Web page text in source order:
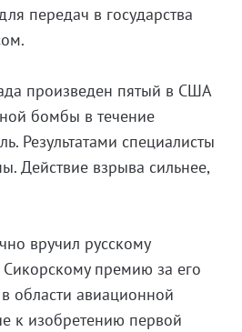
передач в государства
произведен пятый в США
бомбы в течение
Результатами специалисты
Действие взрыва сильнее,
вручил русскому
премию за его
области авиационной
к изобретению первой